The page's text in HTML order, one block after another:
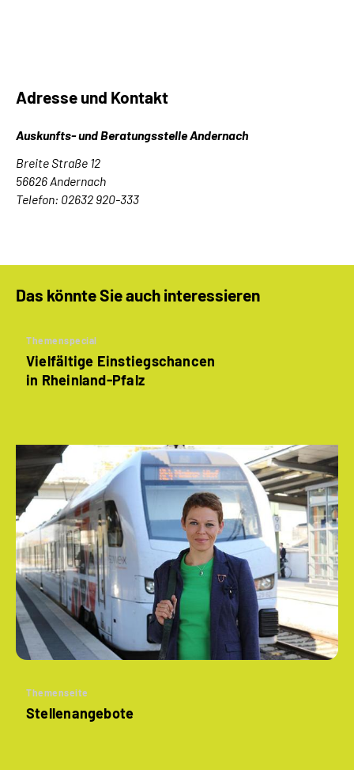
Adresse und Kontakt
Auskunfts- und Beratungsstelle Andernach
Breite Straße 12
56626 Andernach
Telefon: 02632 920-333
Das könnte Sie auch interessieren
Themenspecial
Vielfältige Einstiegschancen
in Rheinland-Pfalz
Themenseite
Stellenangebote